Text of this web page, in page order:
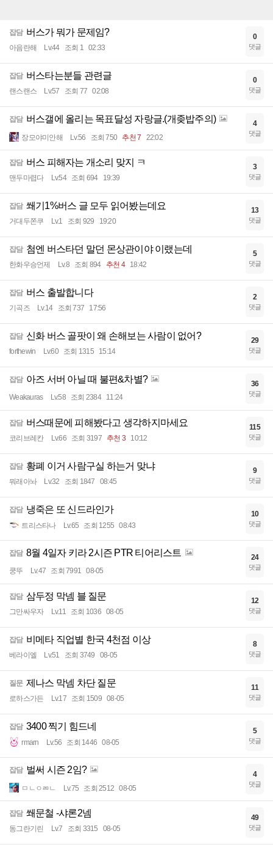
잡담 버스가 뭐가 문제임?
아음란해 Lv.44 조회 1 02:33
0
댓글
잡담 버스타는분들 관련글
랜스랜스 Lv.57 조회 77 02:08
0
댓글
잡담 버스갤에 올리는 목표달성 자랑글.(개좆밥주의)
장모야미안해 Lv.56 조회 750 추천 7 22:02
4
댓글
잡담 버스 피해자는 개소리 맞지 ㅋ
맨두마렵다 Lv.54 조회 694 19:39
3
댓글
잡담 쐐기1%버스 글 모두 읽어봤는데요
거대두쫀쿠 Lv.1 조회 929 19:20
13
댓글
잡담 첨엔 버스타던 말던 몬상관이야 이랬는데
한화우승언제 Lv.8 조회 894 추천 4 18:42
5
댓글
잡담 버스 출발합니다
기곡즈 Lv.14 조회 737 17:56
2
댓글
잡담 신화 버스 골팟이 왜 손해보는 사람이 없어?
forthewin Lv.60 조회 1315 15:14
29
댓글
잡담 아즈 서버 아닐 때 불편&차별?
Weakauras Lv.58 조회 2384 11:24
36
댓글
잡담 버스때문에 피해봤다고 생각하지마세요
코리브레칸 Lv.66 조회 3197 추천 3 10:12
115
댓글
잡담 황폐 이거 사람구실 하는거 맞냐
뭐래아놔 Lv.32 조회 1847 08:45
9
댓글
잡담 냉죽은 또 신드라인가
트리스타나 Lv.65 조회 1255 08:43
10
댓글
잡담 8월 4일자 키라 2시즌 PTR 티어리스트
쿵뚜 Lv.47 조회 7991 08-05
24
댓글
잡담 삼두정 막넴 블 질문
그만싸우자 Lv.11 조회 1036 08-05
12
댓글
잡담 비메타 직업별 한국 4천점 이상
베라이엘 Lv.51 조회 3749 08-05
8
댓글
질문 제나스 막넴 차단 질문
로하스가든 Lv.17 조회 1509 08-05
11
댓글
잡담 3400 찍기 힘드네
rmarn Lv.56 조회 1446 08-05
5
댓글
잡담 벌써 시즌 2임?
ㅁㄴㅇㄻㄴ Lv.75 조회 2512 08-05
4
댓글
잡담 쐐문철 -샤론2넴
동그란기린 Lv.7 조회 3315 08-05
49
댓글